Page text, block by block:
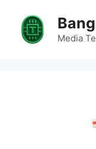
content
Media